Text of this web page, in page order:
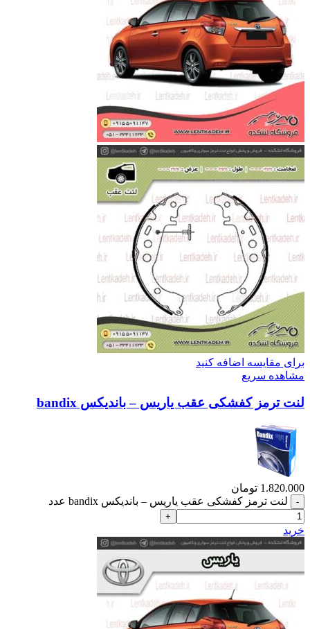
برای مقایسه اضافه کنید
مشاهده سریع
لنت ترمز کفشکی عقب یاریس – باندیکس bandix
1.820.000 تومان
لنت ترمز کفشکی عقب یاریس – باندیکس bandix عدد
خرید